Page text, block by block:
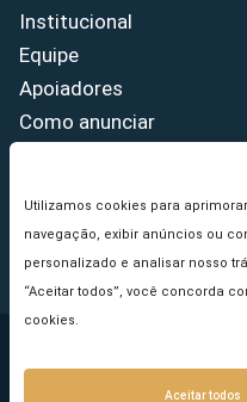
Utilizamos cookies para
navegação, exibir anúncios ou
personalizado e analisar nosso
“Aceitar todos”, você concorda
cookies.
Aceitar todos
Institucional
Equipe
Apoiadores
Como anunciar
Princípios Editoriais
Copyright © 2026 -